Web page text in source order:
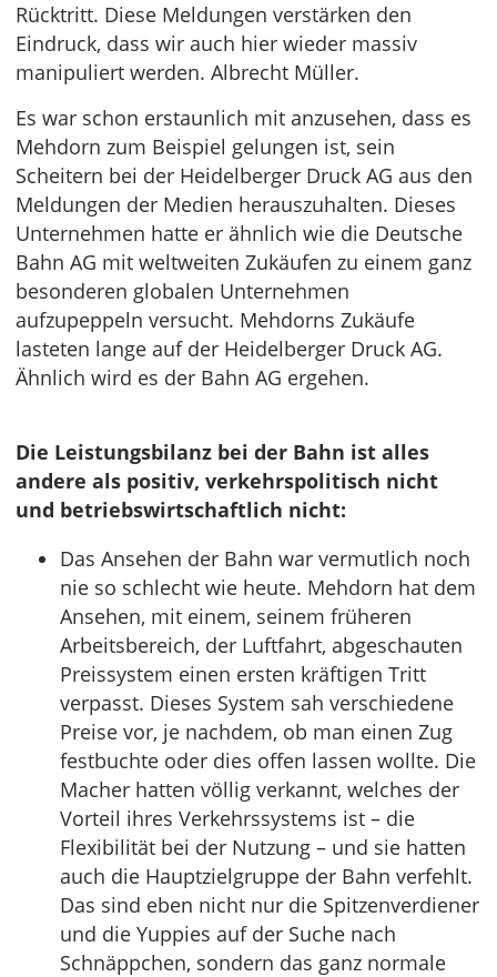
Rücktritt. Diese Meldungen verstärken den
Eindruck, dass wir auch hier wieder massiv
manipuliert werden. Albrecht Müller.
Es war schon erstaunlich mit anzusehen, dass es
Mehdorn zum Beispiel gelungen ist, sein
Scheitern bei der Heidelberger Druck AG aus den
Meldungen der Medien herauszuhalten. Dieses
Unternehmen hatte er ähnlich wie die Deutsche
Bahn AG mit weltweiten Zukäufen zu einem ganz
besonderen globalen Unternehmen
aufzupeppeln versucht. Mehdorns Zukäufe
lasteten lange auf der Heidelberger Druck AG.
Ähnlich wird es der Bahn AG ergehen.
Die Leistungsbilanz bei der Bahn ist alles
andere als positiv, verkehrspolitisch nicht
und betriebswirtschaftlich nicht:
Das Ansehen der Bahn war vermutlich noch
nie so schlecht wie heute. Mehdorn hat dem
Ansehen, mit einem, seinem früheren
Arbeitsbereich, der Luftfahrt, abgeschauten
Preissystem einen ersten kräftigen Tritt
verpasst. Dieses System sah verschiedene
Preise vor, je nachdem, ob man einen Zug
festbuchte oder dies offen lassen wollte. Die
Macher hatten völlig verkannt, welches der
Vorteil ihres Verkehrssystems ist – die
Flexibilität bei der Nutzung – und sie hatten
auch die Hauptzielgruppe der Bahn verfehlt.
Das sind eben nicht nur die Spitzenverdiener
und die Yuppies auf der Suche nach
Schnäppchen, sondern das ganz normale